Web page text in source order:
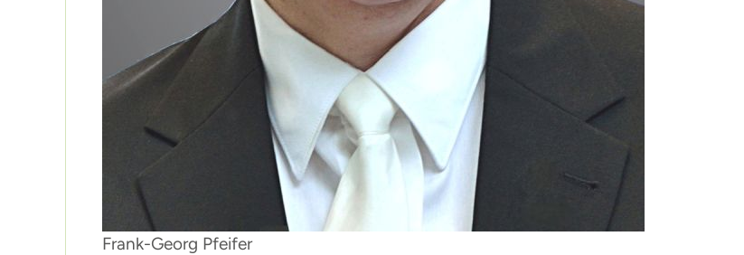
Frank-Georg Pfeifer